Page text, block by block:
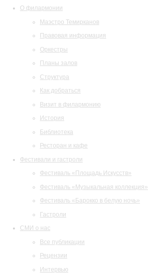
О филармонии
Маэстро Темирканов
Правовая информация
Оркестры
Планы залов
Структура
Как добраться
Визит в филармонию
История
Библиотека
Ресторан и кафе
Фестивали и гастроли
Фестиваль «Площадь Искусств»
Фестиваль «Музыкальная коллекция»
Фестиваль «Барокко в белую ночь»
Гастроли
СМИ о нас
Все публикации
Рецензии
Интервью